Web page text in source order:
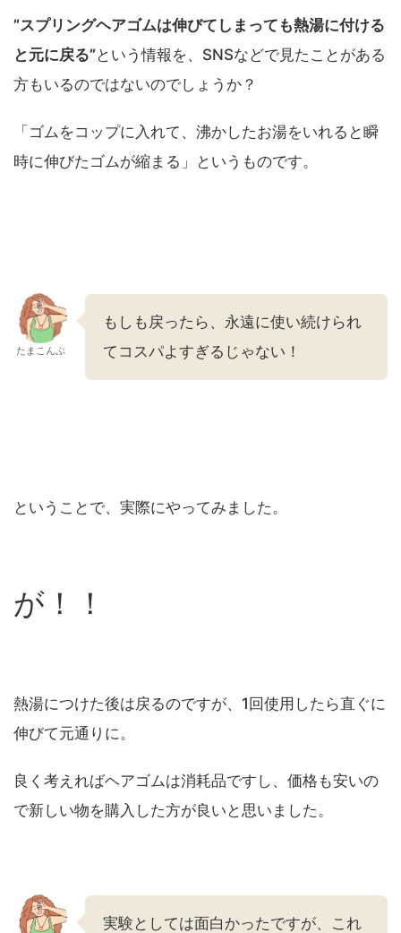
”スプリングヘアゴムは伸びてしまっても熱湯に付ける
と元に戻る”という情報を、SNSなどで見たことがある
方もいるのではないのでしょうか？
「ゴムをコップに入れて、沸かしたお湯をいれると瞬
時に伸びたゴムが縮まる」というものです。
たまこんぶ
もしも戻ったら、永遠に使い続けられ
てコスパよすぎるじゃない！
ということで、実際にやってみました。
が！！
熱湯につけた後は戻るのですが、1回使用したら直ぐに
伸びて元通りに。
良く考えればヘアゴムは消耗品ですし、価格も安いの
で新しい物を購入した方が良いと思いました。
実験としては面白かったですが、これ